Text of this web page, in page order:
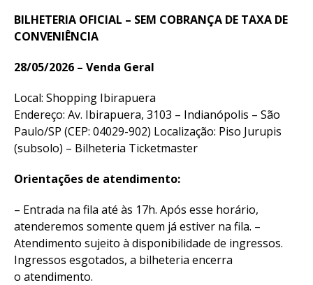
BILHETERIA OFICIAL – SEM COBRANÇA DE TAXA DE
CONVENIÊNCIA
28/05/2026 – Venda Geral
Local: Shopping Ibirapuera
Endereço: Av. Ibirapuera, 3103 – Indianópolis – São
Paulo/SP (CEP: 04029-902) Localização: Piso Jurupis
(subsolo) – Bilheteria Ticketmaster
Orientações de atendimento:
– Entrada na fila até às 17h. Após esse horário,
atenderemos somente quem já estiver na fila. –
Atendimento sujeito à disponibilidade de ingressos.
Ingressos esgotados, a bilheteria encerra
o atendimento.